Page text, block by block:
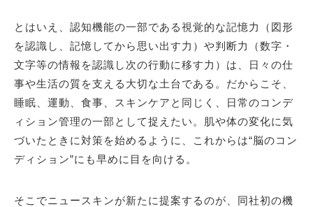
とはいえ、認知機能の一部である視覚的な記憶力（図形
を認識し、記憶してから思い出す力）や判断力（数字・
文字等の情報を認識し次の行動に移す力）は、日々の仕
事や生活の質を支える大切な土台である。だからこそ、
睡眠、運動、食事、スキンケアと同じく、日常のコンデ
ィション管理の一部として捉えたい。肌や体の変化に気
づいたときに対策を始めるように、これからは“脳のコン
ディション”にも早めに目を向ける。
そこでニュースキンが新たに提案するのが、同社初の機